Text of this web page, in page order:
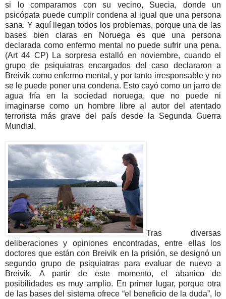
si lo comparamos con su vecino, Suecia, donde un
psicópata puede cumplir condena al igual que una persona
sana. Y aquí llegan todos los problemas, porque una de las
bases bien claras en Noruega es que una persona
declarada como enfermo mental no puede sufrir una pena.
(Art 44 CP) La sorpresa estalló en noviembre, cuando el
grupo de psiquiatras encargados del caso declararon a
Breivik como enfermo mental, y por tanto irresponsable y no
se le puede poner una condena. Esto cayó como un jarro de
agua fría en la sociedad noruega, que no puede ni
imaginarse como un hombre libre al autor del atentado
terrorista más grave del país desde la Segunda Guerra
Mundial.
Tras diversas
deliberaciones y opiniones encontradas, entre ellas los
doctores que están con Breivik en la prisión, se designó un
segundo grupo de psiquiatras para evaluar de nuevo a
Breivik. A partir de este momento, el abanico de
posibilidades es muy amplio. En primer lugar, porque otra
de las bases del sistema ofrece “el beneficio de la duda”, lo